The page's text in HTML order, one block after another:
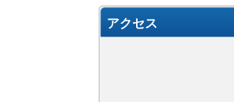
アクセス